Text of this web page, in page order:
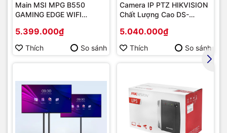
Main MSI MPG B550
GAMING EDGE WIFI
Socket AM4/ VGA
onboard)
5.399.000₫
Thích So sánh
Camera IP PTZ HIKVISION
Chất Lượng Cao DS-
5.040.000₫
Thích So sánh